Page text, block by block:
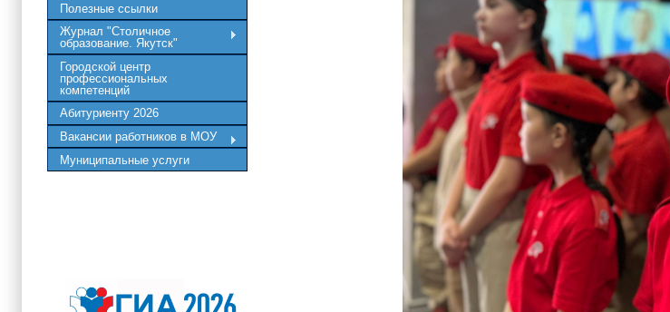
Полезные ссылки
Журнал "Столичное
образование. Якутск"
Городской центр
профессиональных
компетенций
Абитуриенту 2026
Вакансии работников в МОУ
Муниципальные услуги